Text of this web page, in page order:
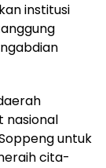
institusi
nasional
untuk
cita-